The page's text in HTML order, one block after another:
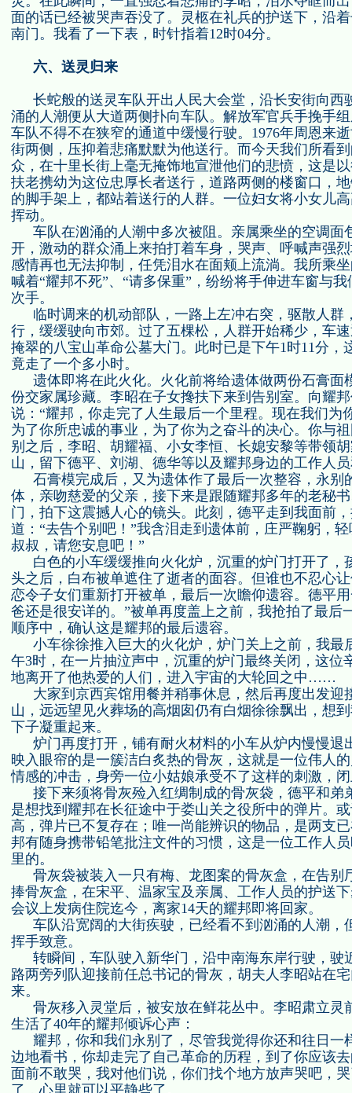
面的话已经被哭声吞没了。灵柩在礼兵的护送下，沿
南门。我看了一下表，时针指着12时04分。
六、送灵归来
长蛇般的送灵车队开出人民大会堂，沿长安街向西
涌的人潮便从大道两侧扑向车队。解放军官兵手挽手
车队不得不在狭窄的通道中缓慢行驶。 1976年周恩来
街两侧，压抑着悲痛默默为他送行。而今天我们所看
众，在十里长街上毫无掩饰地宣泄他们的悲愤，这是
扶老携幼为这位忠厚长者送行，道路两侧的楼窗口，
的脚手架上，都站着送行的人群。一位妇女将小女儿
挥动。
车队在汹涌的人潮中多次被阻。亲属乘坐的空调面
开，激动的群众涌上来拍打着车身，哭声、呼喊声强
感情再也无法抑制，任凭泪水在面颊上流淌。我所乘
喊着“耀邦不死”、“请多保重”，纷纷将手伸进车窗与
次手。
临时调来的机动部队，一路上左冲右突，驱散人群
行，缓缓驶向市郊。过了五棵松，人群开始稀少，车
掩翠的八宝山革命公墓大门。此时已是下午1时11分，
竟走了一个多小时。
遗体即将在此火化。火化前将给遗体做两份石膏面
份交家属珍藏。李昭在子女搀扶下来到告别室。向耀
说：“耀邦，你走完了人生最后一个里程。现在我们为
为了你所忠诚的事业，为了你为之奋斗的决心。你与
别之后，李昭、胡耀福、小女李恒、长媳安黎等带领
山，留下德平、刘湖、德华等以及耀邦身边的工作人
石膏模完成后，又为遗体作了最后一次整容，永别
体，亲吻慈爱的父亲，接下来是跟随耀邦多年的老秘
门，拍下这震撼人心的镜头。此刻，德平走到我面前
道：“去告个别吧！”我含泪走到遗体前，庄严鞠躬，
叔叔，请您安息吧！”
白色的小车缓缓推向火化炉，沉重的炉门打开了，
头之后，白布被单遮住了逝者的面容。但谁也不忍心
恋令子女们重新打开被单，最后一次瞻仰遗容。德平
爸还是很安详的。”被单再度盖上之前，我抢拍了最后
顺序中，确认这是耀邦的最后遗容。
小车徐徐推入巨大的火化炉，炉门关上之前，我最
午3时，在一片抽泣声中，沉重的炉门最终关闭，这位
地离开了他热爱的人们，进入宇宙的大轮回之中……
大家到京西宾馆用餐并稍事休息，然后再度出发迎
山，远远望见火葬场的高烟囱仍有白烟徐徐飘出，想
下子凝重起来。
炉门再度打开，铺有耐火材料的小车从炉内慢慢退
映入眼帘的是一簇洁白炙热的骨灰，这就是一位伟人
情感的冲击，身旁一位小姑娘承受不了这样的刺激，
接下来须将骨灰殓入红绸制成的骨灰袋，德平和弟
是想找到耀邦在长征途中于娄山关之役所中的弹片。
高，弹片已不复存在；唯一尚能辨识的物品，是两支
邦有随身携带铅笔批注文件的习惯，这是一位工作人
里的。
骨灰袋被装入一只有梅、龙图案的骨灰盒，在告别
捧骨灰盒，在宋平、温家宝及亲属、工作人员的护送
会议上发病住院迄今，离家14天的耀邦即将回家。
车队沿宽阔的大街疾驶，已经看不到汹涌的人潮，
挥手致意。
转瞬间，车队驶入新华门，沿中南海东岸行驶，驶
路两旁列队迎接前任总书记的骨灰，胡夫人李昭站在
来。
骨灰移入灵堂后，被安放在鲜花丛中。李昭肃立灵
生活了40年的耀邦倾诉心声：
耀邦，你和我们永别了，尽管我觉得你还和往日一
边地看书，你却走完了自己革命的历程，到了你应该
面前不敢哭，我对他们说，你们找个地方放声哭吧，
了，心里就可以平静些了。